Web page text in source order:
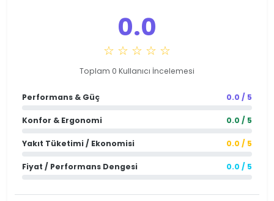
0.0
☆ ☆ ☆ ☆ ☆
Toplam 0 Kullanıcı İncelemesi
Performans & Güç 0.0 / 5
Konfor & Ergonomi 0.0 / 5
Yakıt Tüketimi / Ekonomisi 0.0 / 5
Fiyat / Performans Dengesi 0.0 / 5